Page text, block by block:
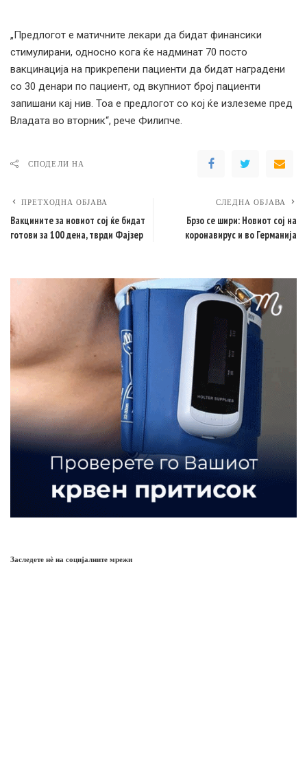
„Предлогот е матичните лекари да бидат финансики
стимулирани, односно кога ќе надминат 70 посто
вакцинација на прикрепени пациенти да бидат наградени
со 30 денари по пациент, од вкупниот број пациенти
запишани кај нив. Тоа е предлогот со кој ќе излеземе пред
Владата во вторник“, рече Филипче.
СПОДЕЛИ НА
ПРЕТХОДНА ОБЈАВА
Вакцините за новиот сој ќе бидат
готови за 100 дена, тврди Фајзер
СЛЕДНА ОБЈАВА
Брзо се шири: Новиот сој на
коронавирус и во Германија
Заследете нѐ на социјалните мрежи